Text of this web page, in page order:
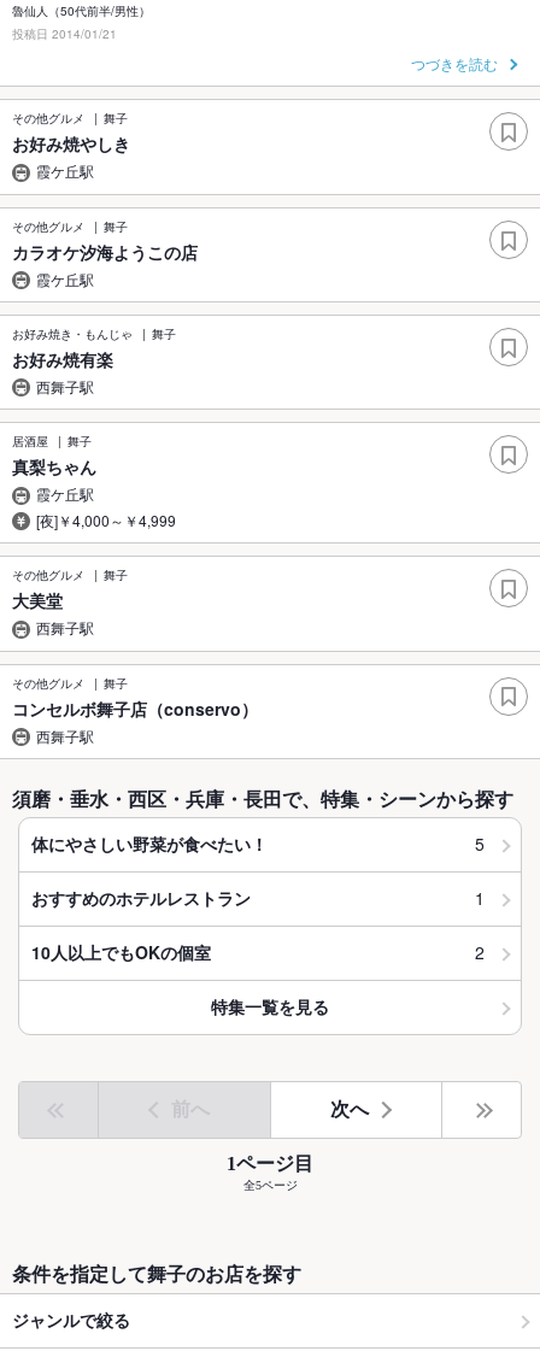
魯仙人（50代前半/男性）
投稿日 2014/01/21
つづきを読む
その他グルメ 舞子
お好み焼やしき
霞ケ丘駅
その他グルメ 舞子
カラオケ汐海ようこの店
霞ケ丘駅
お好み焼き・もんじゃ 舞子
お好み焼有楽
西舞子駅
居酒屋 舞子
真梨ちゃん
霞ケ丘駅
[夜]￥4,000～￥4,999
その他グルメ 舞子
大美堂
西舞子駅
その他グルメ 舞子
コンセルボ舞子店（conservo）
西舞子駅
須磨・垂水・西区・兵庫・長田で、特集・シーンから探す
体にやさしい野菜が食べたい！ 5
おすすめのホテルレストラン 1
10人以上でもOKの個室 2
特集一覧を見る
前へ 次へ
1ページ目
全5ページ
条件を指定して舞子のお店を探す
ジャンルで絞る